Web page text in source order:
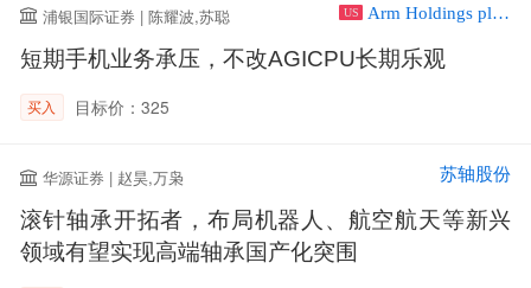
浦银国际证券 | 陈耀波,苏聪 US Arm Holdings plc ADR
短期手机业务承压，不改AGICPU长期乐观
买入 目标价：325
华源证券 | 赵昊,万枭 苏轴股份
滚针轴承开拓者，布局机器人、航空航天等新兴
领域有望实现高端轴承国产化突围